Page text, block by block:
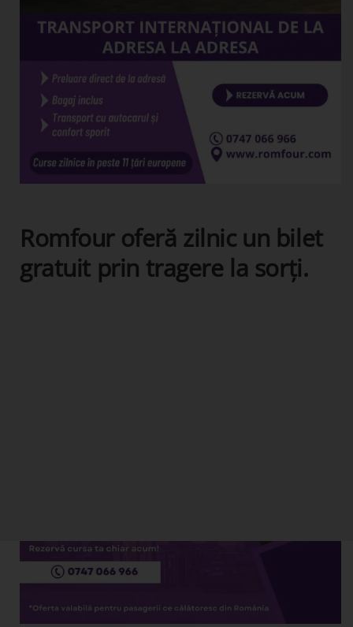
Romfour oferă zilnic un bilet
gratuit prin tragere la sorți.